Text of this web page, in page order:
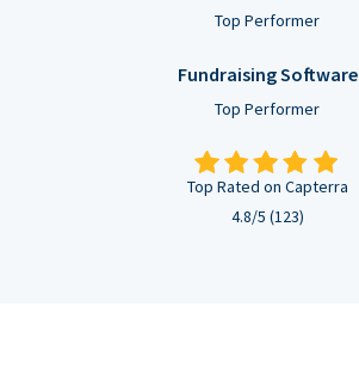
Top Performer
Fundraising Software
Top Performer
Top Rated on Capterra
4.8/5 (123)